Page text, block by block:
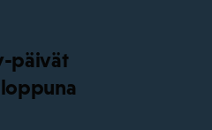
päivät